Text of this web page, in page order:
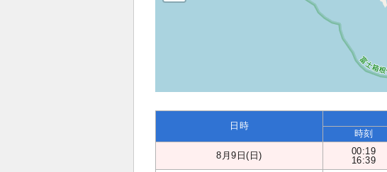
日時
時刻
8月9日(日)
00:19
16:39